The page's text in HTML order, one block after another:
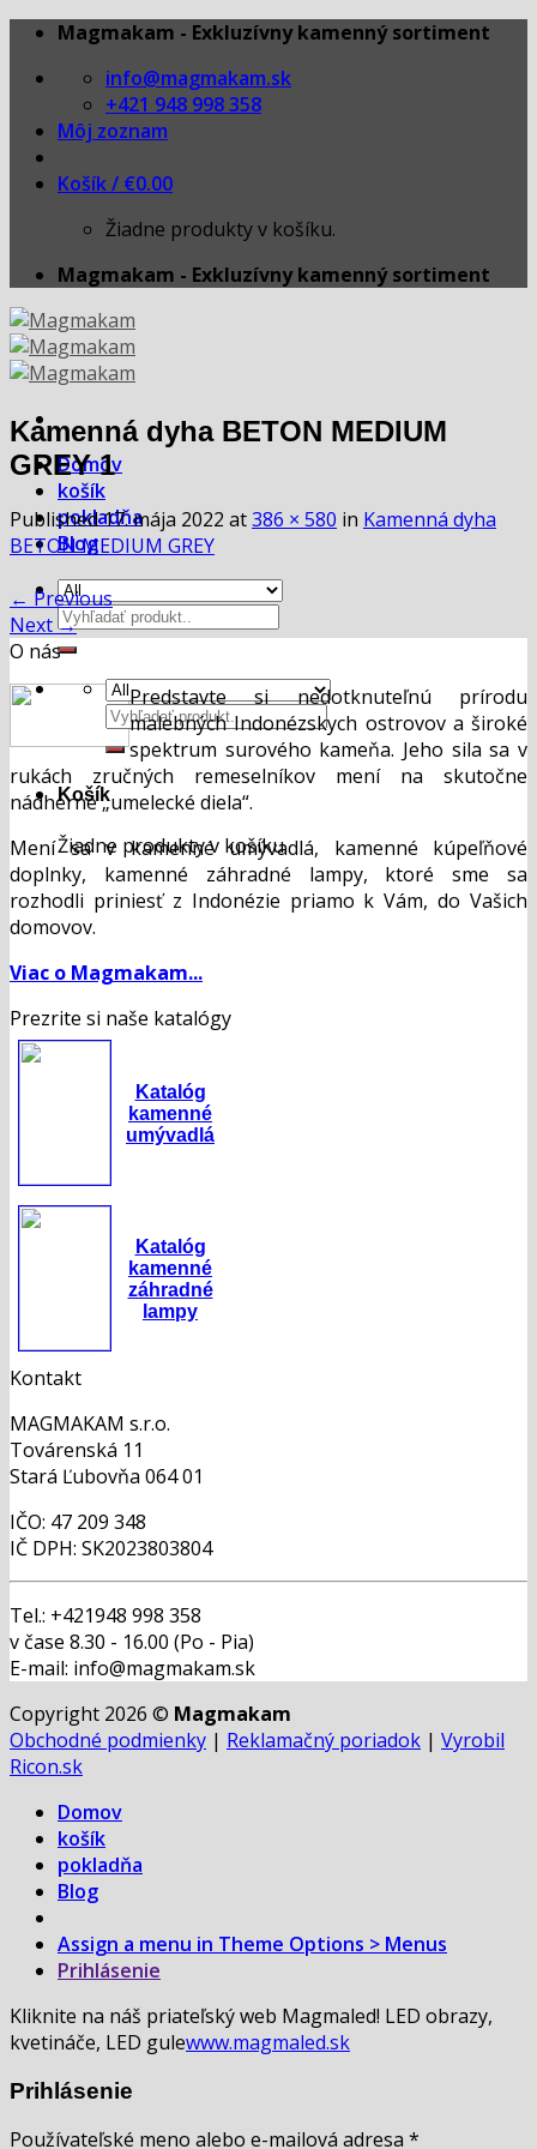
Skip
content
Magmakam - Exkluzívny kamenný sortiment
info@magmakam.sk
+421 948 998 358
Môj zoznam
Košík / €0.00
Žiadne produkty v košíku.
Magmakam - Exkluzívny kamenný sortiment
Domov
košík
pokladňa
Blog
Hľadať:
Hľadať:
Košík
Žiadne produkty v košíku.
Kamenná dyha BETON MEDIUM
GREY 1
Published17. mája 2022 at386 × 580 in Kamenná dyha
BETON MEDIUM GREY
← Previous
Next→
O nás
Predstavte si nedotknuteľnú prírodu
malebných Indonézskych ostrovov a široké
spektrum surového kameňa. Jeho sila sa v
rukách zručných remeselníkov mení na skutočne
nádherné „umelecké diela“.
Mení sa v kamenné umývadlá, kamenné kúpeľňové
doplnky, kamenné záhradné lampy, ktoré sme sa
rozhodli priniesť z Indonézie priamo k Vám, do Vašich
domovov.
Viac o Magmakam...
Prezrite si naše katalógy
Katalóg
kamenné
umývadlá
Katalóg
kamenné
záhradné
lampy
Kontakt
MAGMAKAM s.r.o.
Továrenská 11
Stará Ľubovňa 064 01
IČO: 47 209 348
IČ DPH: SK2023803804
Tel.: +421948 998 358
v čase 8.30 - 16.00 (Po - Pia)
E-mail: info@magmakam.sk
Copyright 2026 © Magmakam
Obchodné podmienky | Reklamačný poriadok | Vyrobil
Ricon.sk
Domov
košík
pokladňa
Blog
Assign a menu in Theme Options > Menus
Prihlásenie
Kliknite na náš priateľský web Magmaled! LED obrazy,
kvetináče, LED gulewww.magmaled.sk
Prihlásenie
Používateľské meno alebo e-mailová adresa *